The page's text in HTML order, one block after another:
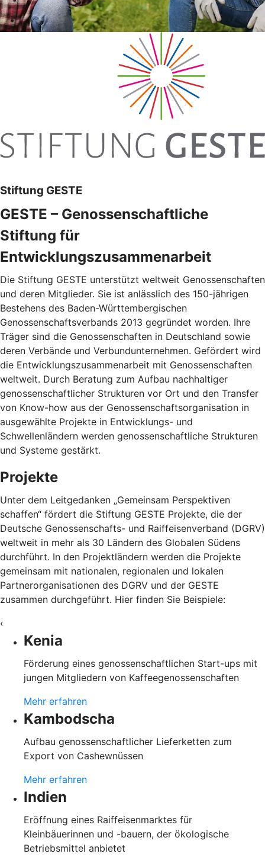
Stiftung GESTE
GESTE – Genossenschaftliche
Stiftung für
Entwicklungszusammenarbeit
Die Stiftung GESTE unterstützt weltweit Genossenschaften
und deren Mitglieder. Sie ist anlässlich des 150-jährigen
Bestehens des Baden-Württembergischen
Genossenschaftsverbands 2013 gegründet worden. Ihre
Träger sind die Genossenschaften in Deutschland sowie
deren Verbände und Verbundunternehmen. Gefördert wird
die Entwicklungszusammenarbeit mit Genossenschaften
weltweit. Durch Beratung zum Aufbau nachhaltiger
genossenschaftlicher Strukturen vor Ort und den Transfer
von Know-how aus der Genossenschaftsorganisation in
ausgewählte Projekte in Entwicklungs- und
Schwellenländern werden genossenschaftliche Strukturen
und Systeme gestärkt.
Projekte
Unter dem Leitgedanken „Gemeinsam Perspektiven
schaffen“ fördert die Stiftung GESTE Projekte, die der
Deutsche Genossenschafts- und Raiffeisenverband (DGRV)
weltweit in mehr als 30 Ländern des Globalen Südens
durchführt. In den Projektländern werden die Projekte
gemeinsam mit nationalen, regionalen und lokalen
Partnerorganisationen des DGRV und der GESTE
zusammen durchgeführt. Hier finden Sie Beispiele:
‹
Kenia
Förderung eines genossenschaftlichen Start-ups mit
jungen Mitgliedern von Kaffeegenossenschaften
Mehr erfahren
Kambodscha
Aufbau genossenschaftlicher Lieferketten zum
Export von Cashewnüssen
Mehr erfahren
Indien
Eröffnung eines Raiffeisenmarktes für
Kleinbäuerinnen und -bauern, der ökologische
Betriebsmittel anbietet